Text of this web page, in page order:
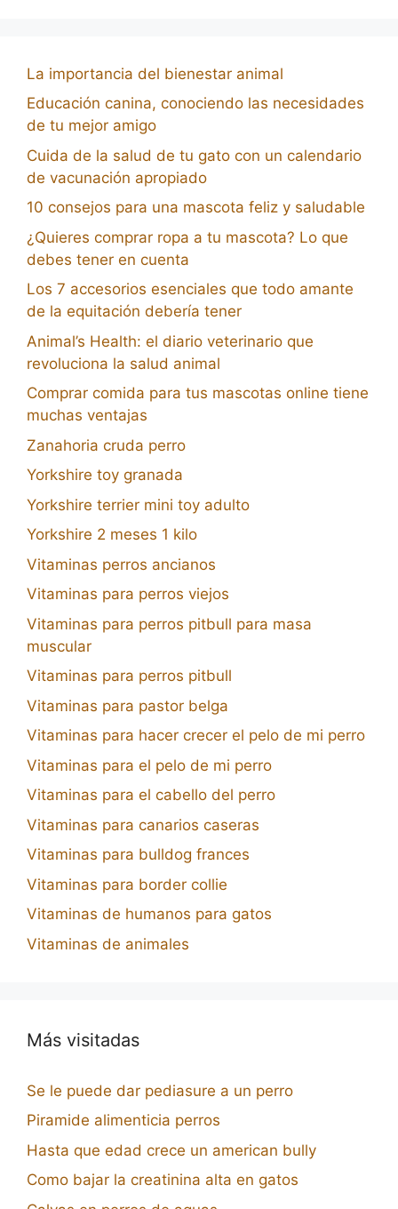
La importancia del bienestar animal
Educación canina, conociendo las necesidades
de tu mejor amigo
Cuida de la salud de tu gato con un calendario
de vacunación apropiado
10 consejos para una mascota feliz y saludable
¿Quieres comprar ropa a tu mascota? Lo que
debes tener en cuenta
Los 7 accesorios esenciales que todo amante
de la equitación debería tener
Animal’s Health: el diario veterinario que
revoluciona la salud animal
Comprar comida para tus mascotas online tiene
muchas ventajas
Zanahoria cruda perro
Yorkshire toy granada
Yorkshire terrier mini toy adulto
Yorkshire 2 meses 1 kilo
Vitaminas perros ancianos
Vitaminas para perros viejos
Vitaminas para perros pitbull para masa
muscular
Vitaminas para perros pitbull
Vitaminas para pastor belga
Vitaminas para hacer crecer el pelo de mi perro
Vitaminas para el pelo de mi perro
Vitaminas para el cabello del perro
Vitaminas para canarios caseras
Vitaminas para bulldog frances
Vitaminas para border collie
Vitaminas de humanos para gatos
Vitaminas de animales
Más visitadas
Se le puede dar pediasure a un perro
Piramide alimenticia perros
Hasta que edad crece un american bully
Como bajar la creatinina alta en gatos